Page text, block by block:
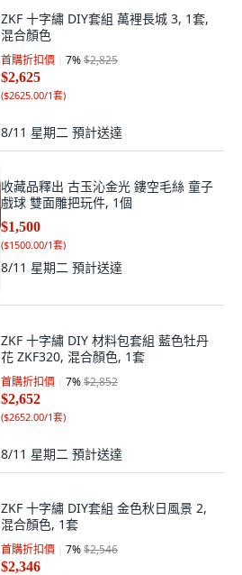
ZKF 十字繡 DIY套組 萬裡長城 3, 1套,
混合顏色
首購折扣價 7%$2,825
$2,625
($2625.00/1套)
8/11 星期二 預計送達
收藏品釋出 古玉沁金光 鏤空毛絲 童子
戲球 雙面雕把玩件, 1個
$1,500
($1500.00/1套)
8/11 星期二 預計送達
ZKF 十字繡 DIY 材料包套組 藍色牡丹
花 ZKF320, 混合顏色, 1套
首購折扣價 7%$2,852
$2,652
($2652.00/1套)
8/11 星期二 預計送達
ZKF 十字繡 DIY套組 金色秋日風景 2,
混合顏色, 1套
首購折扣價 7%$2,546
$2,346